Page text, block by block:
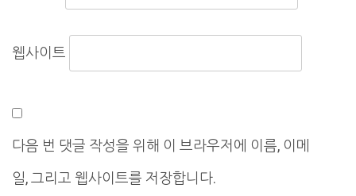
웹사이트
다음 번 댓글 작성을 위해 이 브라우저에 이름, 이메
일, 그리고 웹사이트를 저장합니다.